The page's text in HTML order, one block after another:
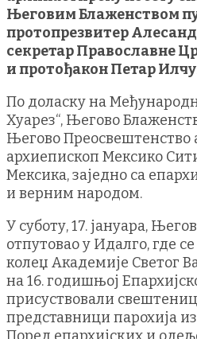
Његовим Блаженством
протопрезвитер
секретар Православне
и протођакон Петар
По доласку на
Хуарез“, Његово
Његово Преосвештенство
архиепископ Мексико
Мексика, заједно са
и верним народом.
У суботу, 17. јануара,
отпутовао у Идалго, где
колеџ Академије Светог
на 16. годишњој
присуствовали
представници парохија